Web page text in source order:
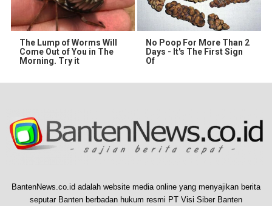
The Lump of Worms Will
Come Out of You in The
Morning. Try it
No Poop For More Than 2
Days - It's The First Sign
Of
BantenNews.co.id adalah website media online yang menyajikan berita
seputar Banten berbadan hukum resmi PT Visi Siber Banten